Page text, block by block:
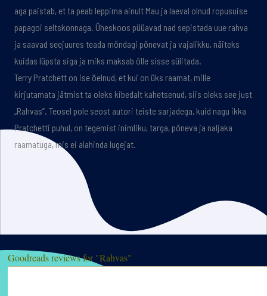
aga paistab, et ta peab leppima ainult Mau ja laeval olnud ropusuise
papagoi seltskonnaga. Üheskoos püüavad nad sepistada uue rahva
ja saavad seejuures teada mõndagi põnevat ja vajalikku, näiteks
kuidas lüpsta siga ja miks maksab õlle sisse sülitada.
Terry Pratchett on ise öelnud, et kui on üks raamat, mille
kirjutamata jätmist ta oleks kibedalt kahetsenud, siis oleks see just
„Rahvas”. Teosel pole seost autori teiste sarjadega, kuid nagu ikka
Pratchetti puhul, on tegemist inimliku, targa, põneva ja naljaka
raamatuga, mis ei alahinda lugejat.
Goodreads reviews for "Rahvas"